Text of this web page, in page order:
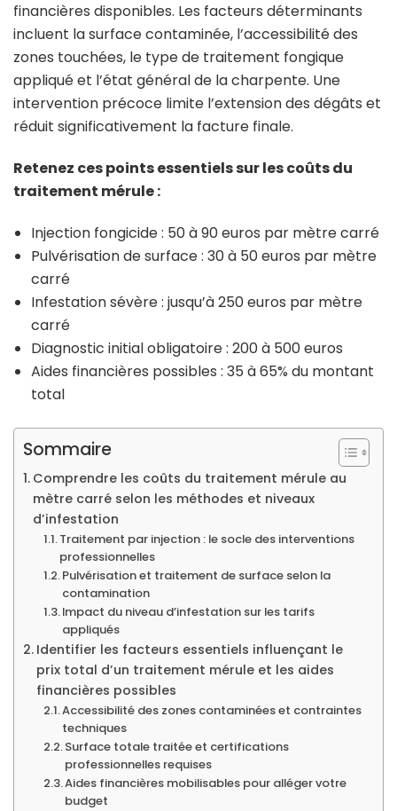
financières disponibles. Les facteurs déterminants
incluent la surface contaminée, l’accessibilité des
zones touchées, le type de traitement fongique
appliqué et l’état général de la charpente. Une
intervention précoce limite l’extension des dégâts et
réduit significativement la facture finale.
Retenez ces points essentiels sur les coûts du
traitement mérule :
Injection fongicide : 50 à 90 euros par mètre carré
Pulvérisation de surface : 30 à 50 euros par mètre
carré
Infestation sévère : jusqu’à 250 euros par mètre
carré
Diagnostic initial obligatoire : 200 à 500 euros
Aides financières possibles : 35 à 65% du montant
total
Sommaire
Comprendre les coûts du traitement mérule au
mètre carré selon les méthodes et niveaux
d’infestation
Traitement par injection : le socle des interventions
professionnelles
Pulvérisation et traitement de surface selon la
contamination
Impact du niveau d’infestation sur les tarifs
appliqués
Identifier les facteurs essentiels influençant le
prix total d’un traitement mérule et les aides
financières possibles
Accessibilité des zones contaminées et contraintes
techniques
Surface totale traitée et certifications
professionnelles requises
Aides financières mobilisables pour alléger votre
budget